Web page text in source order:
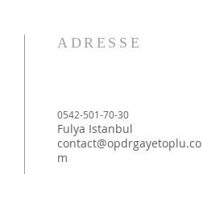
ADRESSE
0542-501-70-30
Fulya Istanbul
contact@opdrgayetoplu.co
m